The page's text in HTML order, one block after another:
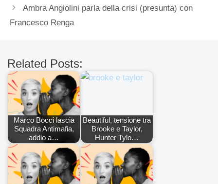
Ambra Angiolini parla della crisi (presunta) con
Francesco Renga
Related Posts:
Marco Bocci lascia
Squadra Antimafia,
addio a…
Beautiful, tensione tra
Brooke e Taylor,
Hunter Tylo…